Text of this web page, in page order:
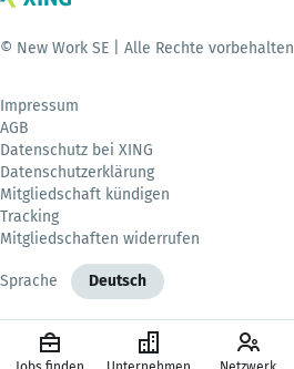
© New Work SE | Alle Rechte vorbehalten
Impressum
AGB
Datenschutz bei XING
Datenschutzerklärung
Mitgliedschaft kündigen
Tracking
Mitgliedschaften widerrufen
Sprache Deutsch